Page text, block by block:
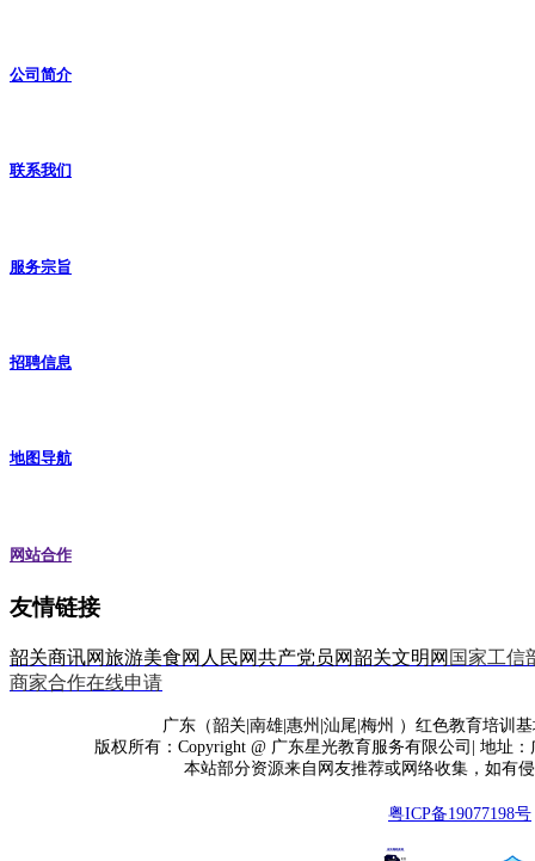
公司简介
联系我们
服务宗旨
招聘信息
地图导航
网站合作
友情链接
韶关商讯网旅游美食网 人民网共产党员网韶关文明网 国家工信
商家合作在线申请
广东（韶关|南雄|惠州|汕尾|梅州 ）红色教育培训
版权所有：Copyright @ 广东星光教育服务有限公司| 地址
本站部分资源来自网友推荐或网络收集，如有
粤ICP备19077198号